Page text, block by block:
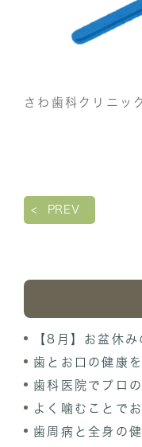
さわ歯科クリニ
PREV
【8月】お盆休
歯とお口の健康
歯科医院でプロ
よく噛むことで
歯周病と全身の